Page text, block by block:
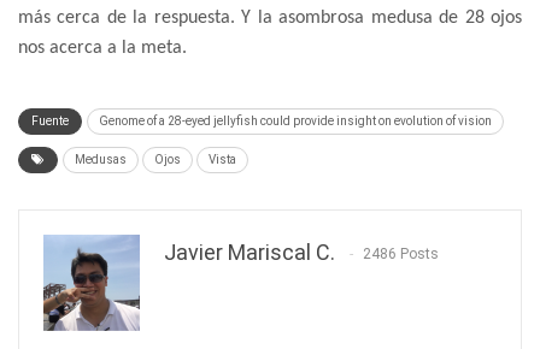
más cerca de la respuesta. Y la asombrosa medusa de 28 ojos
nos acerca a la meta.
Fuente Genome of a 28-eyed jellyfish could provide insight on evolution of vision
Medusas Ojos Vista
Javier Mariscal C. 2486 Posts